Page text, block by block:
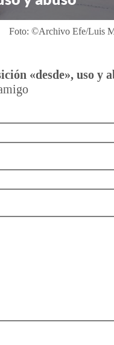
Foto: ©Archivo Efe/Luis
«desde», uso y